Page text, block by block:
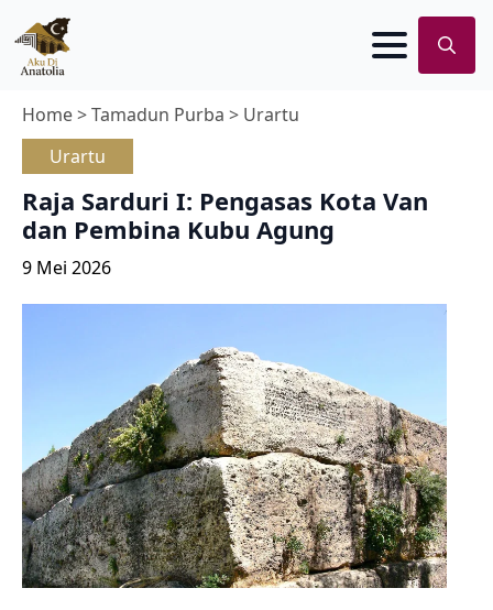
Home>Tamadun Purba > Urartu
Urartu
Raja Sarduri I: Pengasas Kota Van
dan Pembina Kubu Agung
9 Mei 2026